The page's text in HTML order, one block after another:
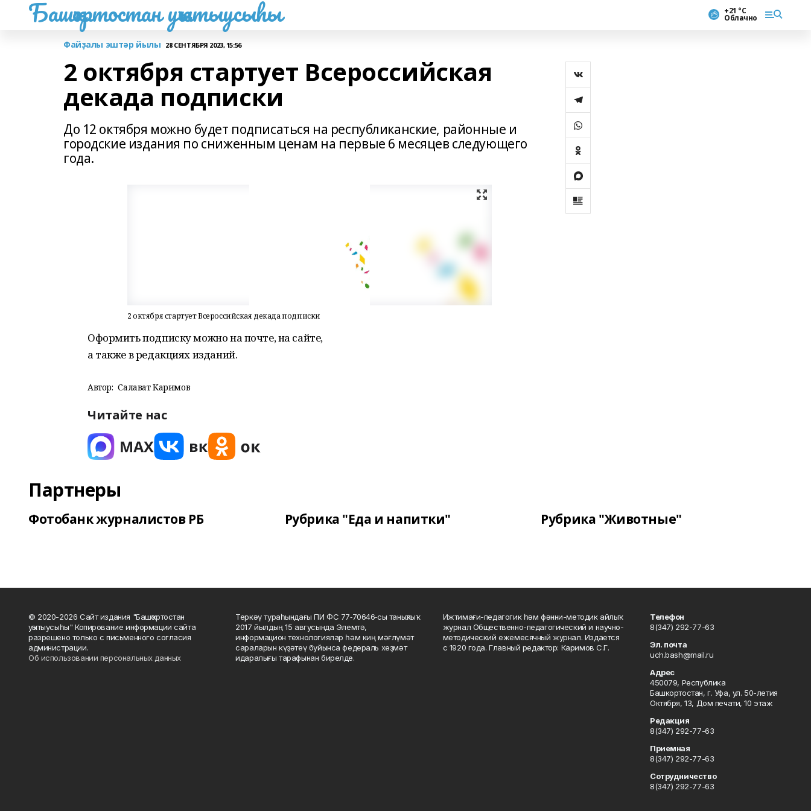
Башҡортостан уҡытыусыһы +21 °С
Облачно
Файҙалы эштәр йылы 28 СЕНТЯБРЯ 2023, 15:56
2 октября стартует Всероссийская
декада подписки
До 12 октября можно будет подписаться на республиканские, районные и
городские издания по сниженным ценам на первые 6 месяцев следующего
года.
2 октября стартует Всероссийская декада подписки
Оформить подписку можно на почте, на сайте,
а также в редакциях изданий.
Автор: Салават Каримов
Читайте нас
Партнеры
Фотобанк журналистов РБ Рубрика "Еда и напитки" Рубрика "Животные"
© 2020-2026 Сайт издания "Башҡортостан
уҡытыусыһы" Копирование информации сайта
разрешено только с письменного согласия
администрации.
Об использовании персональных данных
Теркәү тураһындағы ПИ ФС 77‑70646‑сы таныҡлыҡ
2017 йылдың 15 авгусында Элемтә,
информацион технологиялар һәм киң мәғлүмәт
сараларын күҙәтеү буйынса федераль хеҙмәт
идаралығы тарафынан бирелде.
Ижтимағи-педагогик һәм фәнни-методик айлыҡ
журнал Общественно-педагогический и научно-
методический ежемесячный журнал. Издается
с 1920 года. Главный редактор: Каримов С.Г.
Телефон
8(347) 292-77-63
Эл. почта
uch.bash@mail.ru
Адрес
450079, Республика
Башкортостан, г. Уфа, ул. 50-летия
Октября, 13, Дом печати, 10 этаж
Редакция
8(347) 292-77-63
Приемная
8(347) 292-77-63
Сотрудничество
8(347) 292-77-63